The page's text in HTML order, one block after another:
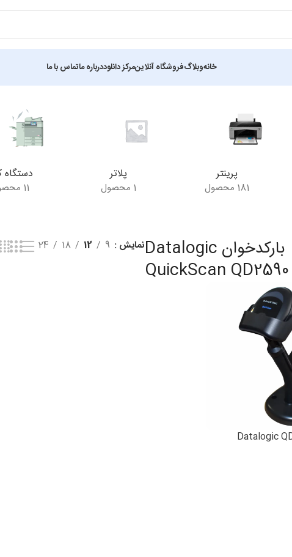
خانهوبلاگفروشگاه آنلاینمرکز دانلوددرباره ماتماس با ما
پرینتر
181 محصول
پلاتر
1 محصول
دستگاه
11 محصول
بارکدخوان Datalogic
QuickScan QD2590
نمایش 9
12
18
24